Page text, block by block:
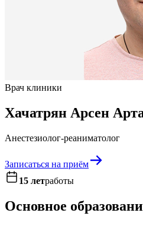
Врач клиники
Хачатрян Арсен
Анестезиолог-реаниматолог
Записаться на приём
15 летработы
Основное